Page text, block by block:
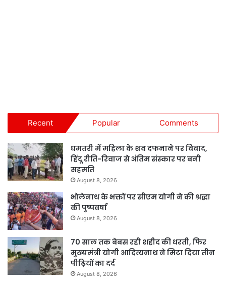
Recent Popular Comments
धमतरी में महिला के शव दफनाने पर विवाद,
हिंदू रीति-रिवाज से अंतिम संस्कार पर बनी
सहमति
August 8, 2026
भोलेनाथ के भक्तों पर सीएम योगी ने की श्रद्धा
की पुष्पवर्षा
August 8, 2026
70 साल तक बेबस रही शहीद की धरती, फिर
मुख्यमंत्री योगी आदित्यनाथ ने मिटा दिया तीन
पीढ़ियों का दर्द
August 8, 2026